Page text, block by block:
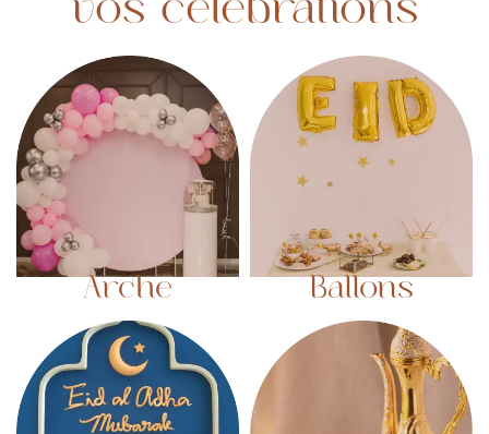
vos célébrations
Arche Ballons